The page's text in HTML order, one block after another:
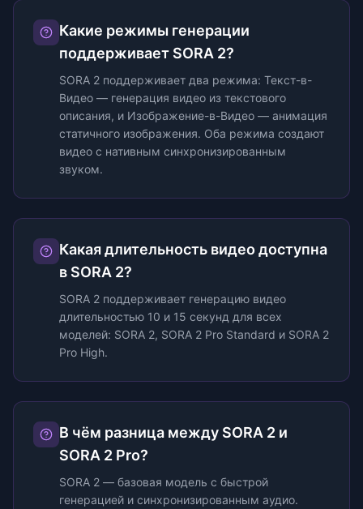
Какие режимы генерации
поддерживает SORA 2?
SORA 2 поддерживает два режима: Текст-в-
Видео — генерация видео из текстового
описания, и Изображение-в-Видео — анимация
статичного изображения. Оба режима создают
видео с нативным синхронизированным
звуком.
Какая длительность видео доступна
в SORA 2?
SORA 2 поддерживает генерацию видео
длительностью 10 и 15 секунд для всех
моделей: SORA 2, SORA 2 Pro Standard и SORA 2
Pro High.
В чём разница между SORA 2 и
SORA 2 Pro?
SORA 2 — базовая модель с быстрой
генерацией и синхронизированным аудио.